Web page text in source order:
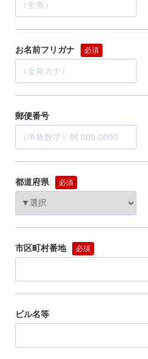
お名前フリガナ 必須
郵便番号
都道府県 必須
市区町村番地 必須
ビル名等